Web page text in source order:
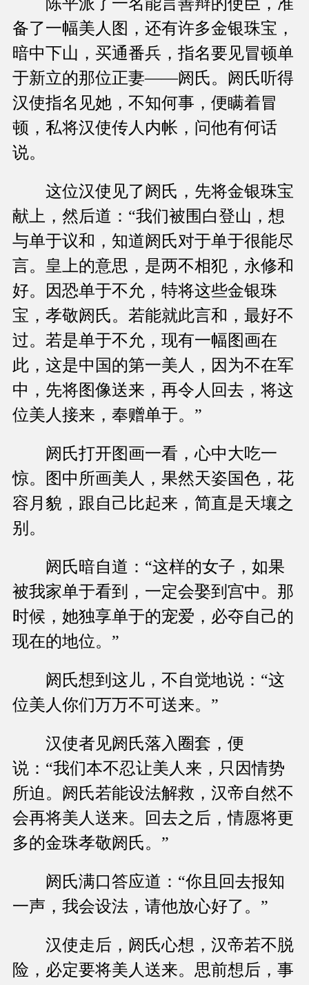
备了一幅美人图，还有许多金银珠宝，
暗中下山，买通番兵，指名要见冒顿单
于新立的那位正妻——阏氏。阏氏听得
汉使指名见她，不知何事，便瞒着冒
顿，私将汉使传人内帐，问他有何话
说。
这位汉使见了阏氏，先将金银珠宝
献上，然后道：“我们被围白登山，想
与单于议和，知道阏氏对于单于很能尽
言。皇上的意思，是两不相犯，永修和
好。因恐单于不允，特将这些金银珠
宝，孝敬阏氏。若能就此言和，最好不
过。若是单于不允，现有一幅图画在
此，这是中国的第一美人，因为不在军
中，先将图像送来，再令人回去，将这
位美人接来，奉赠单于。”
阏氏打开图画一看，心中大吃一
惊。图中所画美人，果然天姿国色，花
容月貌，跟自己比起来，简直是天壤之
别。
阏氏暗自道：“这样的女子，如果
被我家单于看到，一定会娶到宫中。那
时候，她独享单于的宠爱，必夺自己的
现在的地位。”
阏氏想到这儿，不自觉地说：“这
位美人你们万万不可送来。”
汉使者见阏氏落入圈套，便
说：“我们本不忍让美人来，只因情势
所迫。阏氏若能设法解救，汉帝自然不
会再将美人送来。回去之后，情愿将更
多的金珠孝敬阏氏。”
阏氏满口答应道：“你且回去报知
一声，我会设法，请他放心好了。”
汉使走后，阏氏心想，汉帝若不脱
险，必定要将美人送来。思前想后，事